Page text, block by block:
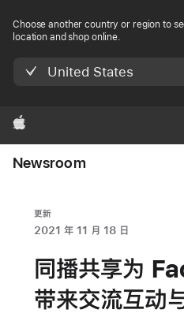
Choose another country or region to
location and shop online.
United States
Apple
Newsroom
更新
2021 年 11 月 18 日
同播共享为
带来交流互动